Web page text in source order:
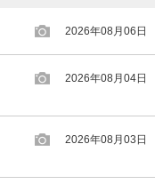
2026年08月06日
2026年08月04日
2026年08月03日